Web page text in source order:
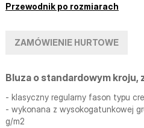
Przewodnik po rozmiarach
ZAMÓWIENIE HURTOWE
Bluza o standardowym kroju,
- klasyczny regularny fason typu
- wykonana z wysokogatunkowej
g/m2